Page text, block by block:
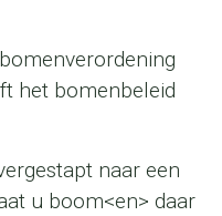
het bomenbeleid
naar een
u boom<en> daar